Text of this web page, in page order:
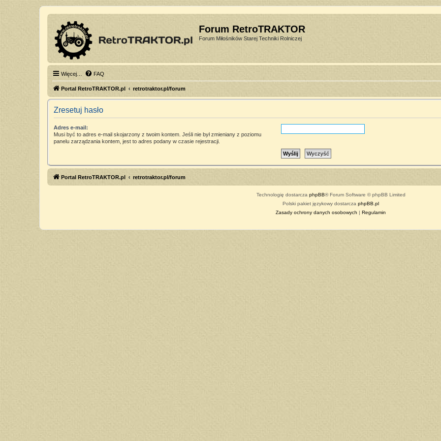
Forum RetroTRAKTOR
Forum Miłośników Starej Techniki Rolniczej
Więcej… FAQ
Portal RetroTRAKTOR.pl retrotraktor.pl/forum
Zresetuj hasło
Adres e-mail:
Musi być to adres e-mail skojarzony z twoim kontem. Jeśli nie był zmieniany z poziomu
panelu zarządzania kontem, jest to adres podany w czasie rejestracji.
Portal RetroTRAKTOR.pl retrotraktor.pl/forum
Technologię dostarcza phpBB® Forum Software © phpBB Limited
Polski pakiet językowy dostarcza phpBB.pl
Zasady ochrony danych osobowych | Regulamin